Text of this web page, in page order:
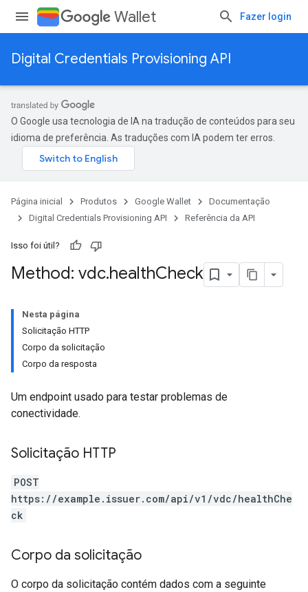
Wallet Fazer login
Digital Credentials Provisioning API
O Google usa tecnologia de IA na tradução de conteúdos para seu
idioma de preferência. As traduções com IA podem ter erros.
Página inicial Produtos Google Wallet
Documentação
Digital Credentials Provisioning API
Referência da API
Isso foi útil?
Method: vdc.healthCheck
Nesta página
Solicitação HTTP
Corpo da solicitação
Corpo da resposta
Um endpoint usado para testar problemas de
conectividade.
Solicitação HTTP
POST
https://example.issuer.com/api/v1/vdc/healthChe
ck
Corpo da solicitação
O corpo da solicitação contém dados com a seguinte